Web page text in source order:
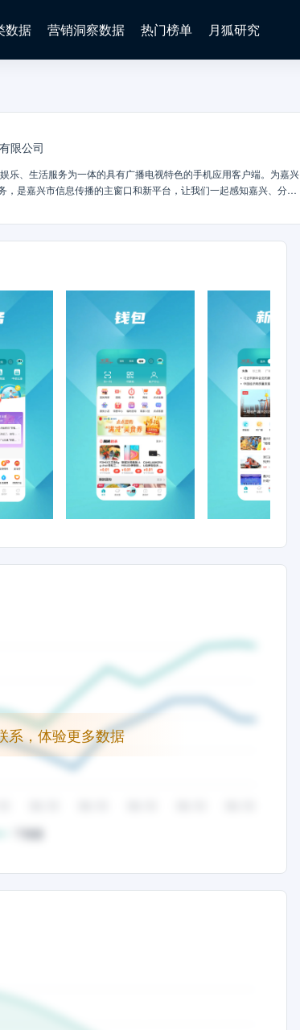
数据 营销洞察数据 热门榜单 月狐研究
限公司
乐、生活服务为一体的具有广播电视特色的手机应用客户端。为嘉兴
是嘉兴市信息传播的主窗口和新平台，让我们一起感知嘉兴、分享
系，体验更多数据